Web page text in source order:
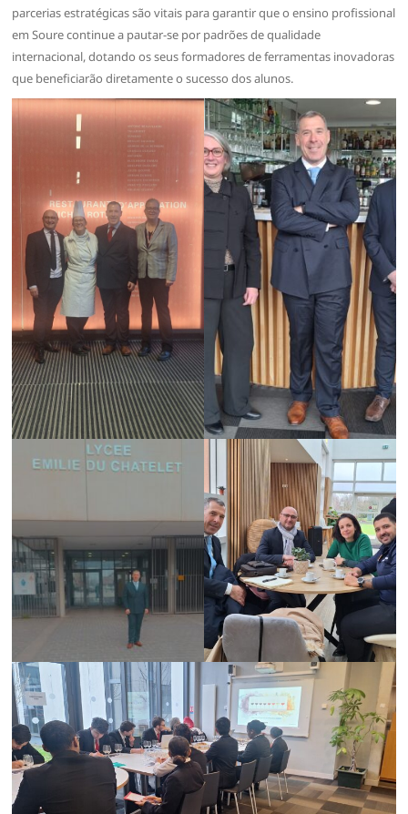
parcerias estratégicas são vitais para garantir que o ensino profissional
em Soure continue a pautar-se por padrões de qualidade
internacional, dotando os seus formadores de ferramentas inovadoras
que beneficiarão diretamente o sucesso dos alunos.